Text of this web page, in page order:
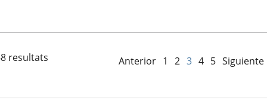
noticia
resultats Anterior 1 2 3 4 5 Siguiente